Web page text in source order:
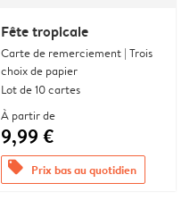
Fête tropicale
Carte de remerciement | Trois
choix de papier
Lot de 10 cartes
À partir de
9,99 €
offers Prix bas au quotidien